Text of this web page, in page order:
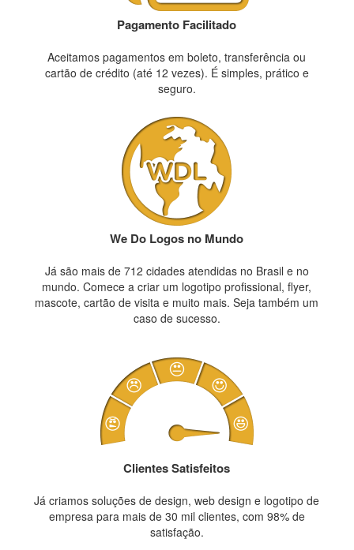
Pagamento Facilitado
Aceitamos pagamentos em boleto, transferência ou
cartão de crédito (até 12 vezes). É simples, prático e
seguro.
We Do Logos no Mundo
Já são mais de 712 cidades atendidas no Brasil e no
mundo. Comece a criar um logotipo profissional, flyer,
mascote, cartão de visita e muito mais. Seja também um
caso de sucesso.
Clientes Satisfeitos
Já criamos soluções de design, web design e logotipo de
empresa para mais de 30 mil clientes, com 98% de
satisfação.